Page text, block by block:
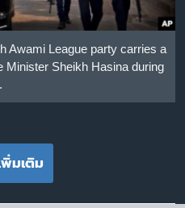
Awami League party carries a
Minister Sheikh Hasina during
มเติม